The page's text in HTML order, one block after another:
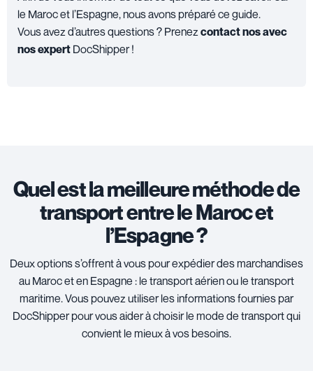
le Maroc et l’Espagne, nous avons préparé ce guide.
Vous avez d’autres questions ? Prenezcontact nos avec
nos expert DocShipper !
Quel est la meilleure méthode de
transport entre le Maroc et
l’Espagne ?
Deux options s’offrent à vous pour expédier des marchandises
au Maroc et en Espagne : le transport aérien ou le transport
maritime. Vous pouvez utiliser les informations fournies par
DocShipper pour vous aider à choisir le mode de transport qui
convient le mieux à vos besoins.